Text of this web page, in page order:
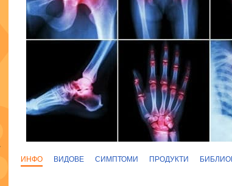
ИНФО ВИДОВЕ СИМПТОМИ ПРОДУКТИ